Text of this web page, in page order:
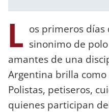
L os primeros días
sinonimo de
amantes de una
Argentina brilla
Polistas, petiseros,
quienes participan